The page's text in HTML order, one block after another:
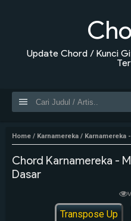
Update Chord / Kunci
Home / Karnamereka / Karnamereka
Chord Karnamereka -
Dasar
Transpose Up